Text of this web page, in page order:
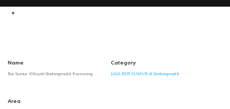
Name
Bor Sumur Wilayah Sindangmukti Karawang
Category
JASA BOR SUMUR di Sindangmukti
Area